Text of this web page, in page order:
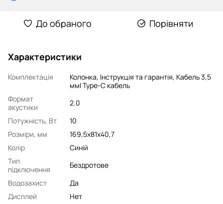
До обраного Порівняти
Характеристики
Комплектація
Колонка, Інструкція та гарантія, Кабель 3,5
ммl Type-C кабель
Формат
акустики
2.0
Потужність, Вт
10
Розміри, мм
169,5х81х40,7
Колір
Синій
Тип
підключення
Бездротове
Водозахист
Да
Дисплей
Нет